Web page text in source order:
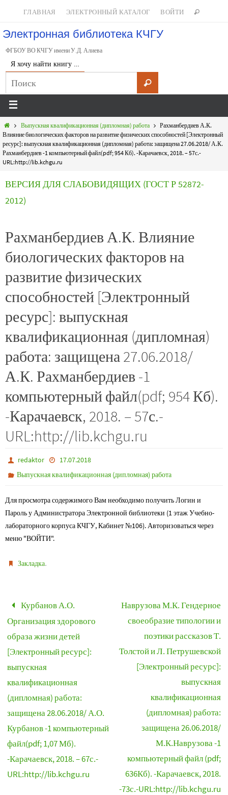
ГЛАВНАЯ ЭЛЕКТРОННЫЙ КАТАЛОГ ВОЙТИ
Электронная библиотека КЧГУ
ФГБОУ ВО КЧГУ имени У.Д. Алиева
Я хочу найти книгу …
Выпускная квалификационная (дипломная) работа
Рахманбердиев А.К.
Влияние биологических факторов на развитие физических способностей [Электронный
ресурс]: выпускная квалификационная (дипломная) работа: защищена 27.06.2018/ А.К.
Рахманбердиев -1 компьютерный файл(pdf; 954 Кб). -Карачаевск, 2018. – 57с.-
URL:http://lib.kchgu.ru
ВЕРСИЯ ДЛЯ СЛАБОВИДЯЩИХ (ГОСТ Р 52872-
2012)
Рахманбердиев А.К. Влияние
биологических факторов на
развитие физических
способностей [Электронный
ресурс]: выпускная
квалификационная (дипломная)
работа: защищена 27.06.2018/
А.К. Рахманбердиев -1
компьютерный файл(pdf; 954 Кб).
-Карачаевск, 2018. – 57с.-
URL:http://lib.kchgu.ru
redaktor
17.07.2018
Выпускная квалификационная (дипломная) работа
Для просмотра содержимого Вам необходимо получить Логин и
Пароль у Администратора Электронной библиотеки (1 этаж Учебно-
лабораторного корпуса КЧГУ, Кабинет №106). Авторизоваться через
меню "ВОЙТИ".
Закладка.
Курбанов А.О.
Организация здорового
образа жизни детей
[Электронный ресурс]:
выпускная
квалификационная
(дипломная) работа:
защищена 28.06.2018/ А.О.
Курбанов -1 компьютерный
файл(pdf; 1,07 Мб).
-Карачаевск, 2018. – 67с.-
URL:http://lib.kchgu.ru
Наврузова М.К. Гендерное
своеобразие типологии и
поэтики рассказов Т.
Толстой и Л. Петрушевской
[Электронный ресурс]:
выпускная
квалификационная
(дипломная) работа:
защищена 26.06.2018/
М.К.Наврузова -1
компьютерный файл (pdf;
636Кб). -Карачаевск, 2018.
-73с.-URL:http://lib.kchgu.ru